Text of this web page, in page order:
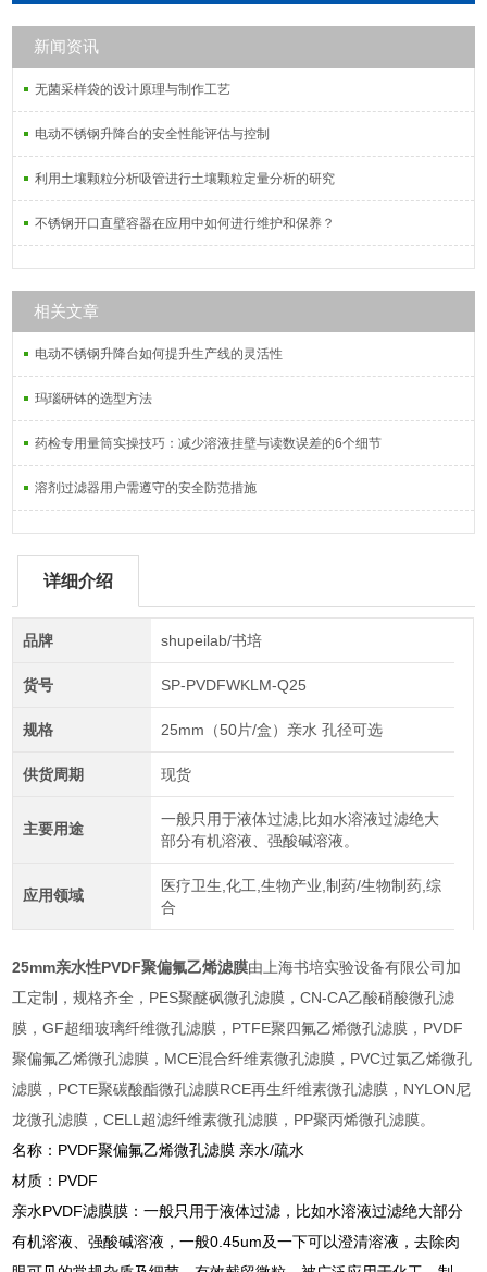
孔滤膜RCE再生纤维素微孔滤膜，
新闻资讯
无菌采样袋的设计原理与制作工艺
电动不锈钢升降台的安全性能评估与控制
利用土壤颗粒分析吸管进行土壤颗粒定量分析的研究
不锈钢开口直壁容器在应用中如何进行维护和保养？
相关文章
电动不锈钢升降台如何提升生产线的灵活性
玛瑙研钵的选型方法
药检专用量筒实操技巧：减少溶液挂壁与读数误差的6个细节
溶剂过滤器用户需遵守的安全防范措施
详细介绍
品牌 shupeilab/书培
货号 SP-PVDFWKLM-Q25
规格 25mm（50片/盒）亲水 孔径可选
供货周期 现货
主要用途
一般只用于液体过滤,比如水溶液过滤绝大
部分有机溶液、强酸碱溶液。
应用领域
医疗卫生,化工,生物产业,制药/生物制药,综
合
25mm亲水性PVDF聚偏氟乙烯滤膜由上海书培实验设备有限公司加
工定制，规格齐全，PES聚醚砜微孔滤膜，CN-CA乙酸硝酸微孔滤
膜，GF超细玻璃纤维微孔滤膜，PTFE聚四氟乙烯微孔滤膜，PVDF
聚偏氟乙烯微孔滤膜，MCE混合纤维素微孔滤膜，PVC过氯乙烯微孔
滤膜，PCTE聚碳酸酯微孔滤膜RCE再生纤维素微孔滤膜，NYLON尼
龙微孔滤膜，CELL超滤纤维素微孔滤膜，PP聚丙烯微孔滤膜。
名称：PVDF聚偏氟乙烯微孔滤膜 亲水/疏水
材质：PVDF
亲水PVDF滤膜膜：一般只用于液体过滤，比如水溶液过滤绝大部分
有机溶液、强酸碱溶液，一般0.45um及一下可以澄清溶液，去除肉